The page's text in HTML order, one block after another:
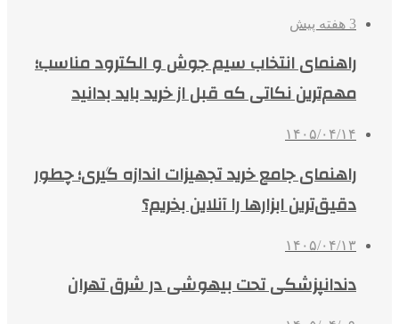
3 هفته پیش
راهنمای انتخاب سیم جوش و الکترود مناسب؛
مهم‌ترین نکاتی که قبل از خرید باید بدانید
۱۴۰۵/۰۴/۱۴
راهنمای جامع خرید تجهیزات اندازه گیری؛ چطور
دقیق‌ترین ابزارها را آنلاین بخریم؟
۱۴۰۵/۰۴/۱۳
دندانپزشکی تحت بیهوشی در شرق تهران